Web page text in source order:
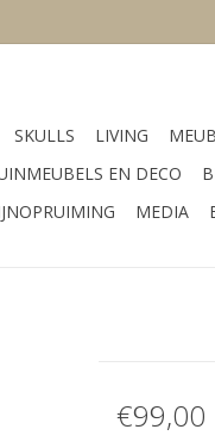
SKULLS LIVING
EN DECO
MEDIA
€99,00